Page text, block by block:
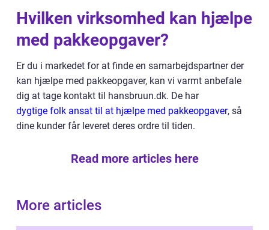
Hvilken virksomhed kan hjælpe
med pakkeopgaver?
Er du i markedet for at finde en samarbejdspartner der
kan hjælpe med pakkeopgaver, kan vi varmt anbefale
dig at tage kontakt til hansbruun.dk. De har
dygtige folk ansat til at hjælpe med pakkeopgaver, så
dine kunder får leveret deres ordre til tiden.
Read more articles here
More articles